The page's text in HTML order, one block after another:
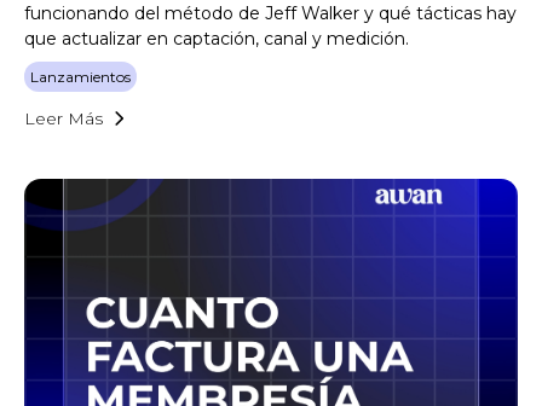
funcionando del método de Jeff Walker y qué tácticas hay
que actualizar en captación, canal y medición.
Lanzamientos
Leer Más